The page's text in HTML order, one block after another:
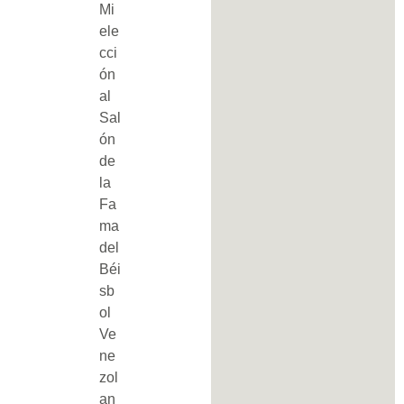
Mi
ele
cci
ón
al
Sal
ón
de
la
Fa
ma
del
Béi
sb
ol
Ve
ne
zol
an